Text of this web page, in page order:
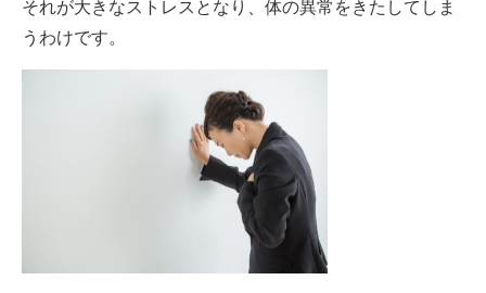
それが大きなストレスとなり、体の異常をきたしてしま
うわけです。